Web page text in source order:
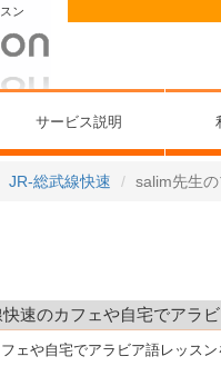
ン
サービス説明
JR-総武線快速 salim先生
速のカフェや自宅でアラ
ェや自宅でアラビア語レッス